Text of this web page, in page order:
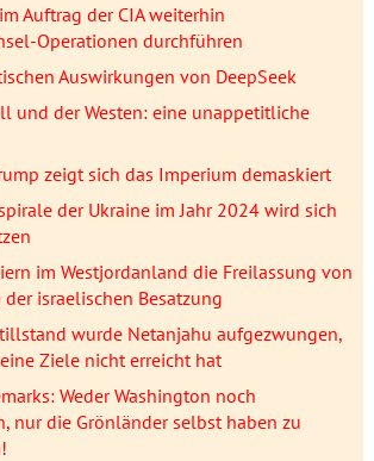
Auftrag der CIA weiterhin
Operationen durchführen
Auswirkungen von DeepSeek
und der Westen: eine unappetitliche
zeigt sich das Imperium demaskiert
der Ukraine im Jahr 2024 wird sich
im Westjordanland die Freilassung von
der israelischen Besatzung
wurde Netanjahu aufgezwungen,
Ziele nicht erreicht hat
Weder Washington noch
nur die Grönländer selbst haben zu